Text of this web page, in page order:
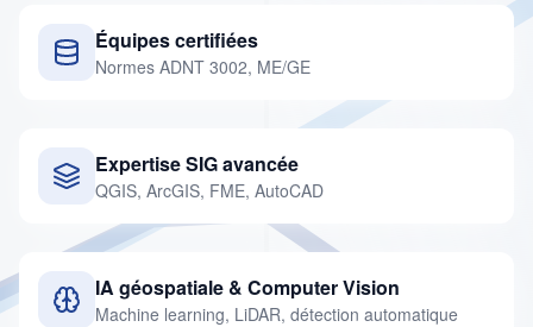
Équipes certifiées
Normes ADNT 3002, ME/GE
Expertise SIG avancée
QGIS, ArcGIS, FME, AutoCAD
IA géospatiale & Computer Vision
Machine learning, LiDAR, détection automatique